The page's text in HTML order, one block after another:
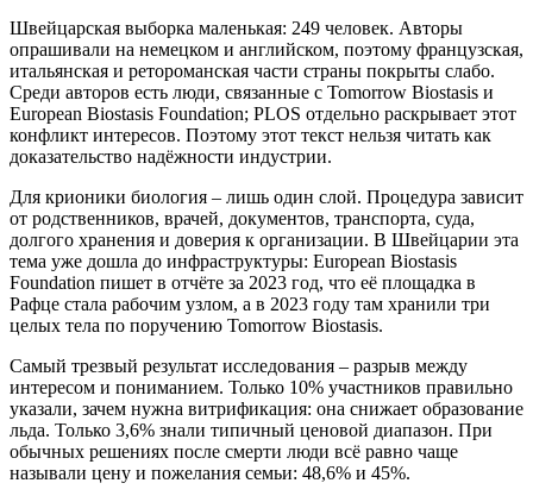
Швейцарская выборка маленькая: 249 человек. Авторы
опрашивали на немецком и английском, поэтому французская,
итальянская и ретороманская части страны покрыты слабо.
Среди авторов есть люди, связанные с Tomorrow Biostasis и
European Biostasis Foundation; PLOS отдельно раскрывает этот
конфликт интересов. Поэтому этот текст нельзя читать как
доказательство надёжности индустрии.
Для крионики биология – лишь один слой. Процедура зависит
от родственников, врачей, документов, транспорта, суда,
долгого хранения и доверия к организации. В Швейцарии эта
тема уже дошла до инфраструктуры: European Biostasis
Foundation пишет в отчёте за 2023 год, что её площадка в
Рафце стала рабочим узлом, а в 2023 году там хранили три
целых тела по поручению Tomorrow Biostasis.
Самый трезвый результат исследования – разрыв между
интересом и пониманием. Только 10% участников правильно
указали, зачем нужна витрификация: она снижает образование
льда. Только 3,6% знали типичный ценовой диапазон. При
обычных решениях после смерти люди всё равно чаще
называли цену и пожелания семьи: 48,6% и 45%.